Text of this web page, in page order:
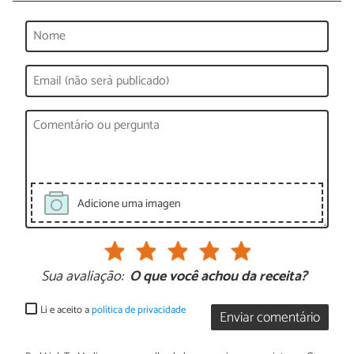
Adicione uma imagen
Sua avaliação: O que você achou da receita?
Enviar comentário
Li e aceito apolítica de privacidade